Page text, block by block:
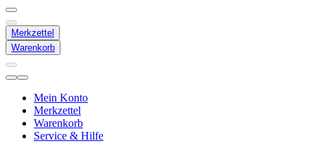
Merkzettel
Warenkorb
Mein Konto
Merkzettel
Warenkorb
Service & Hilfe